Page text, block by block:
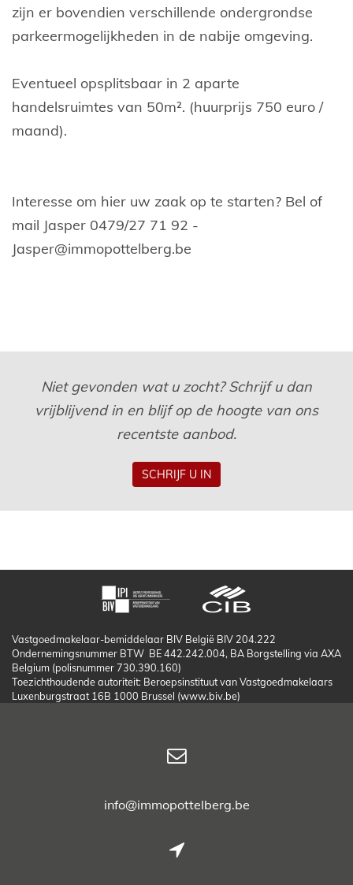
zijn er bovendien verschillende ondergrondse
parkeermogelijkheden in de nabije omgeving.
Eventueel opsplitsbaar in 2 aparte
handelsruimtes van 50m². (huurprijs 750 euro /
maand).
Interesse om hier uw zaak op te starten? Bel of
mail Jasper 0479/27 71 92 -
Jasper@immopottelberg.be
Niet gevonden wat u zocht? Schrijf u dan
vrijblijvend in en blijf op de hoogte van ons
recentste aanbod.
SCHRIJF U IN
Vastgoedmakelaar-bemiddelaar BIV België BIV 204.222
Ondernemingsnummer BTW BE 442.242.004, BA Borgstelling via AXA
Belgium (polisnummer 730.390.160)
Toezichthoudende autoriteit: Beroepsinstituut van Vastgoedmakelaars
Luxenburgstraat 16B 1000 Brussel (www.biv.be)
info@immopottelberg.be